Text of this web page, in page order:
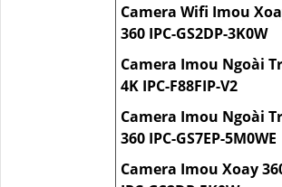
Camera Wifi Imou
360 IPC-GS2DP-3K0W
Camera Imou Ngoài
4K IPC-F88FIP-V2
Camera Imou Ngoài
360 IPC-GS7EP-5M0WE
Camera Imou Xoay